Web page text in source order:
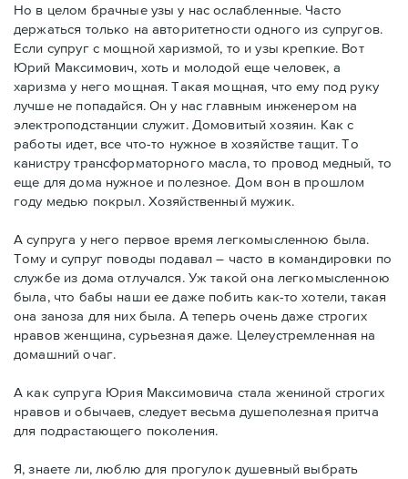
Но в целом брачные узы у нас ослабленные. Часто
держаться только на авторитетности одного из супругов.
Если супруг с мощной харизмой, то и узы крепкие. Вот
Юрий Максимович, хоть и молодой еще человек, а
харизма у него мощная. Такая мощная, что ему под руку
лучше не попадайся. Он у нас главным инженером на
электроподстанции служит. Домовитый хозяин. Как с
работы идет, все что-то нужное в хозяйстве тащит. То
канистру трансформаторного масла, то провод медный, то
еще для дома нужное и полезное. Дом вон в прошлом
году медью покрыл. Хозяйственный мужик.
А супруга у него первое время легкомысленною была.
Тому и супруг поводы подавал – часто в командировки по
службе из дома отлучался. Уж такой она легкомысленною
была, что бабы наши ее даже побить как-то хотели, такая
она заноза для них была. А теперь очень даже строгих
нравов женщина, сурьезная даже. Целеустремленная на
домашний очаг.
А как супруга Юрия Максимовича стала жениной строгих
нравов и обычаев, следует весьма душеполезная притча
для подрастающего поколения.
Я, знаете ли, люблю для прогулок душевный выбрать